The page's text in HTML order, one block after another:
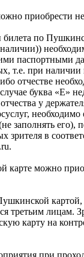
приобрести
по
паспортными
т.е. при
отчестве
буква «Е»
у
необходимо
заполнять его),
зрителя в
карте можно
третьим лицам.
карту на
при